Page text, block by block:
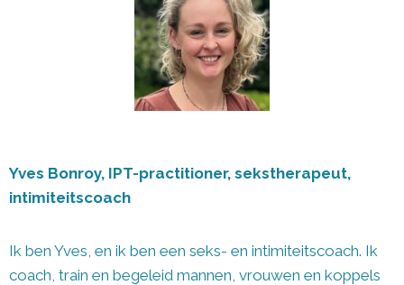
Yves Bonroy, IPT-practitioner, sekstherapeut,
intimiteitscoach
Ik ben Yves, en ik ben een seks- en intimiteitscoach. Ik
coach, train en begeleid mannen, vrouwen en koppels